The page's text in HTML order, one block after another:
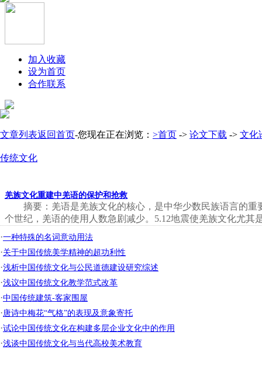
加入收藏
设为首页
合作联系
文章列表返回首页-您现在正在浏览： >首页 -> 论文下载 -> 文化
传统文化
羌族文化重建中羌语的保护和抢救
摘要：羌语是羌族文化的核心，是中华少数民族语言的
个世纪，羌语的使用人数急剧减少。5.12地震使羌族文化尤其
·一种特殊的名词意动用法
·关于中国传统美学精神的超功利性
·浅析中国传统文化与公民道德建设研究综述
·浅议中国传统文化教学范式改革
·中国传统建筑-客家围屋
·唐诗中梅花“气格”的表现及意象寄托
·试论中国传统文化在构建多层企业文化中的作用
·浅谈中国传统文化与当代高校美术教育